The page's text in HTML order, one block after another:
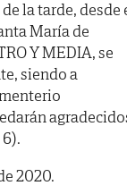
la tarde, desde
María de
Y MEDIA, se
siendo a
2020.